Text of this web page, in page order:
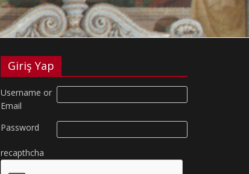
Giriş Yap
Username or
Email
Password
recapthcha